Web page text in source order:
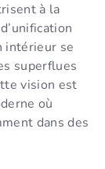
à la
intérieur se
superflues
vision est
où
dans des